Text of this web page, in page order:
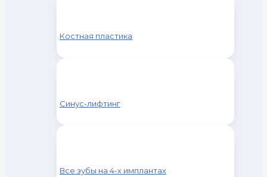
Костная пластика
Синус-лифтинг
Все зубы на 4-х имплантах